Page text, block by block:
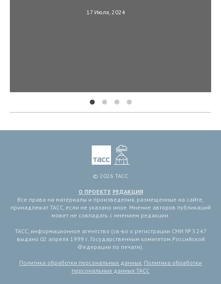
17 Июля, 2024
© 2026 ТАСС
О ПРОЕКТЕ РЕДАКЦИЯ
Все права на материалы и произведения, размещенные на сайте,
принадлежат ТАСС, если не указано иное. Мнение авторов публикаций
может не совпадать с мнением редакции.
ТАСС, информационное агентство (св-во о регистрации СМИ № 3 247
выдано 02 апреля 1999 г. Государственным комитетом Российской
Федерации по печати).
Политика обработки персональных данных, Политика обработки
персональных данных ТАСС